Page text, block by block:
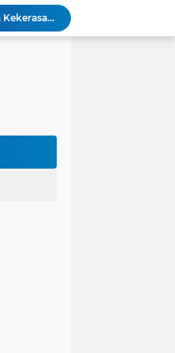
Polresta Bukittinggi Tingkatkan Kesadaran Masyarakat Cegah Kekerasan terhadap Perempuan dan TPPO
Raih IKPA 100, Polresta Bukittinggi Buktikan Pengelolaan Anggaran yang Profesional dan Akuntabel
Tanamkan Kesadaran Sejak Dini, Binmas Polresta Bukittinggi Sosialisasikan Bahaya NAPZA di SMPN 1 Bukittinggi